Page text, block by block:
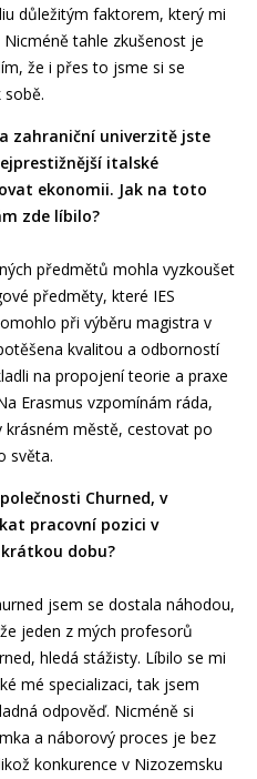
důležitým faktorem, který mi
tahle zkušenost je
že i přes to jsme si se
sobě.
zahraniční univerzitě jste
italské
ekonomii. Jak na toto
zde líbilo?
předmětů mohla vyzkoušet
předměty, které IES
při výběru magistra v
kvalitou a odborností
na propojení teorie a praxe
Erasmus vzpomínám ráda,
městě, cestovat po
světa.
Churned, v
pracovní pozici v
dobu?
jsem se dostala náhodou,
jeden z mých profesorů
hledá stážisty. Líbilo se mi
mé specializaci, tak jsem
odpověď. Nicméně si
a náborový proces je bez
konkurence v Nizozemsku